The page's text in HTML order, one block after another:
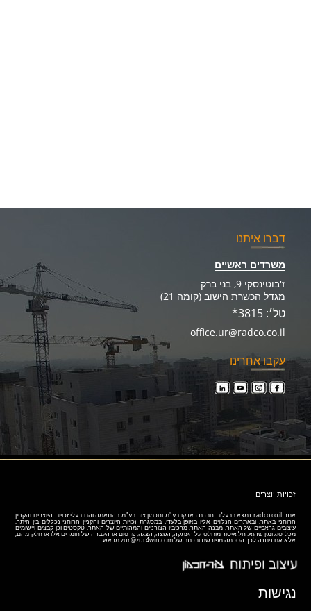
דברו איתנו
משרדים ראשיים
ז'בוטינסקי 9, בני ברק
מגדל הכשרת הישוב (קומה 21)
טל׳: 3815*
office.ur@radco.co.il
עקבו אחרינו
נגישות
זכויות יוצרים
אתר radco.co.il נמצא בבעלות חברת ראדקו בע"מ וחכמון צור בע"מ בהתאמה והם בעלי זכויות היוצרים והקניין
הרוחני באתר, ובאתרים הנלווים אליו באופן בלעדי. במסגרת זכויות היוצרים והקניין הרוחני נכללים בין היתר,
עיצובים גראפיים של האתר, מבנה האתר, מרכיביו הצורניים והמהותיים של האתר, טקסטים וכן קבצים ויישומים
מכל סוג ומין שהוא. חל איסור מוחלט על העתקה, הפצה, הצגה, פרסום או העברה של חומרים אלו או חלק מהם,
אלא אם ניתנה לכך הסכמה מפורשת ובכתב שלzur@zur4win.comמראש.